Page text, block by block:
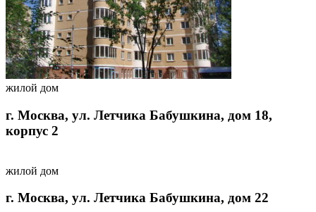
жилой дом
г. Москва, ул. Летчика Бабушкина, дом 18,
корпус 2
жилой дом
г. Москва, ул. Летчика Бабушкина, дом 22